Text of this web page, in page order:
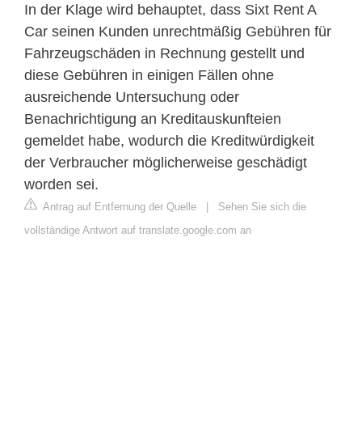
In der Klage wird behauptet, dass Sixt Rent A
Car seinen Kunden unrechtmäßig Gebühren für
Fahrzeugschäden in Rechnung gestellt und
diese Gebühren in einigen Fällen ohne
ausreichende Untersuchung oder
Benachrichtigung an Kreditauskunfteien
gemeldet habe, wodurch die Kreditwürdigkeit
der Verbraucher möglicherweise geschädigt
worden sei.
Antrag auf Entfernung der Quelle | Sehen Sie sich die
vollständige Antwort auf translate.google.com an